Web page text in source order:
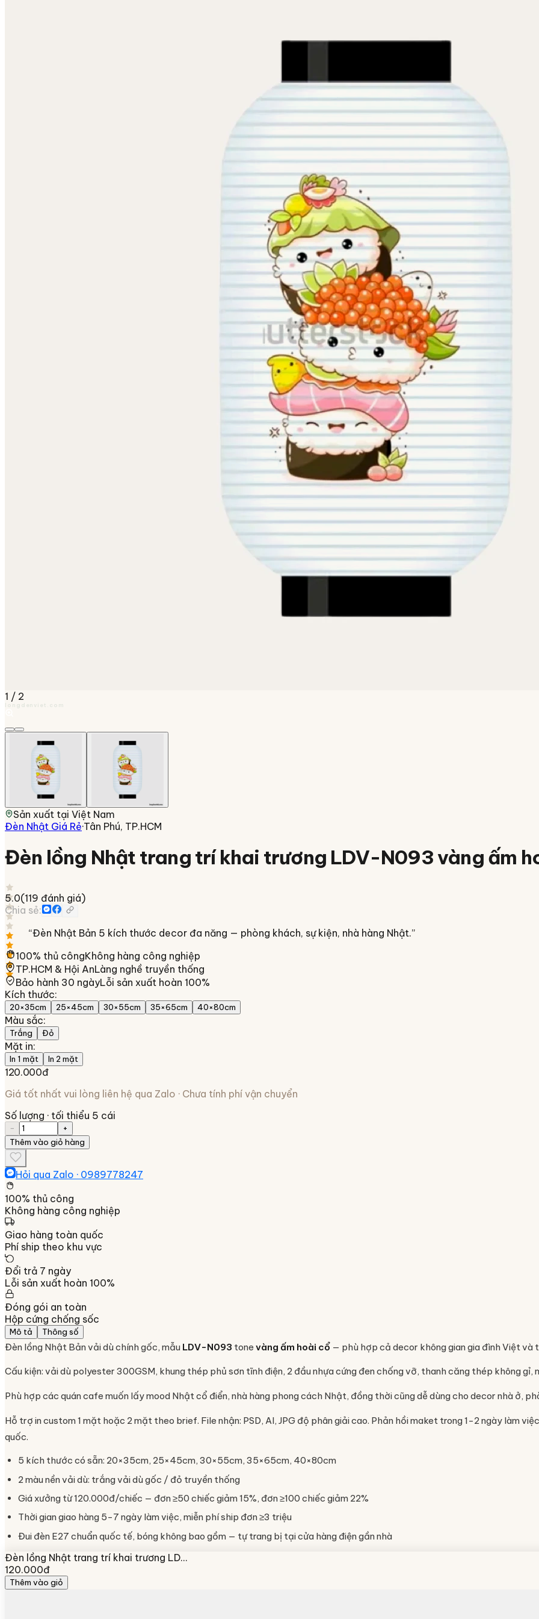
1 / 2
longdenviet.com
Sản xuất tại Việt Nam
Đèn Nhật Giá Rẻ·Tân Phú, TP.HCM
Đèn lồng Nhật trang trí khai trương LDV-N093 vàng ấm
5.0(119 đánh giá)
Chia sẻ:
“Đèn Nhật Bản 5 kích thước decor đa năng — phòng khách, sự kiện, nhà hàng Nhật.”
100% thủ côngKhông hàng công nghiệp
TP.HCM & Hội AnLàng nghề truyền thống
Bảo hành 30 ngàyLỗi sản xuất hoàn 100%
Kích thước:
20×35cm 25×45cm 30×55cm 35×65cm 40×80cm
Màu sắc:
Trắng Đỏ
Mặt in:
In 1 mặt In 2 mặt
120.000đ
Giá tốt nhất vui lòng liên hệ qua Zalo · Chưa tính phí vận chuyển
Số lượng · tối thiểu 5 cái
−
+
Thêm vào giỏ hàng
Hỏi qua Zalo · 0989778247
100% thủ công
Không hàng công nghiệp
Giao hàng toàn quốc
Phí ship theo khu vực
Đổi trả 7 ngày
Lỗi sản xuất hoàn 100%
Đóng gói an toàn
Hộp cứng chống sốc
Mô tả Thông số
Đèn lồng Nhật Bản vải dù chính gốc, mẫu LDV-N093 tone vàng ấm hoài cổ — phù hợp cả decor không gian gia đình Việt và
Cấu kiện: vải dù polyester 300GSM, khung thép phủ sơn tĩnh điện, 2 đầu nhựa cứng đen chống vỡ, thanh căng thép không gỉ,
Phù hợp các quán cafe muốn lấy mood Nhật cổ điển, nhà hàng phong cách Nhật, đồng thời cũng dễ dùng cho decor nhà ở,
Hỗ trợ in custom 1 mặt hoặc 2 mặt theo brief. File nhận: PSD, AI, JPG độ phân giải cao. Phản hồi maket trong 1-2 ngày làm
quốc.
5 kích thước có sẵn: 20×35cm, 25×45cm, 30×55cm, 35×65cm, 40×80cm
2 màu nền vải dù: trắng vải dù gốc / đỏ truyền thống
Giá xưởng từ 120.000đ/chiếc — đơn ≥50 chiếc giảm 15%, đơn ≥100 chiếc giảm 22%
Thời gian giao hàng 5-7 ngày làm việc, miễn phí ship đơn ≥3 triệu
Đui đèn E27 chuẩn quốc tế, bóng không bao gồm — tự trang bị tại cửa hàng điện gần nhà
Đèn lồng Nhật trang trí khai trương LD…
120.000đ
Thêm vào giỏ